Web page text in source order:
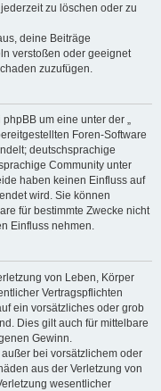
zu löschen oder zu
deine Beiträge
verstoßen oder geeignet
zuzufügen.
um eine unter der „
Foren-Software
deutschsprachige
Community unter
haben keinen Einfluss auf
wird. Sie können
für bestimmte Zwecke nicht
Einfluss nehmen.
von Leben, Körper
Vertragspflichten
ein vorsätzliches oder grob
Dies gilt auch für mittelbare
Gewinn.
bei vorsätzlichem oder
aus der Verletzung von
wesentlicher